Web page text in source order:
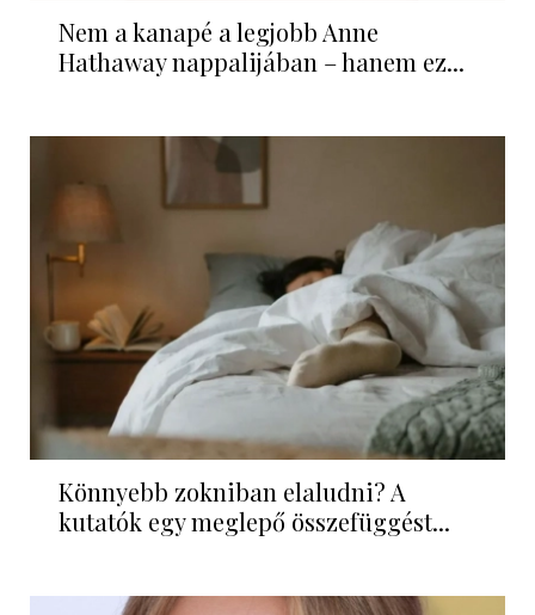
Nem a kanapé a legjobb Anne
Hathaway nappalijában – hanem ez...
Könnyebb zokniban elaludni? A
kutatók egy meglepő összefüggést...